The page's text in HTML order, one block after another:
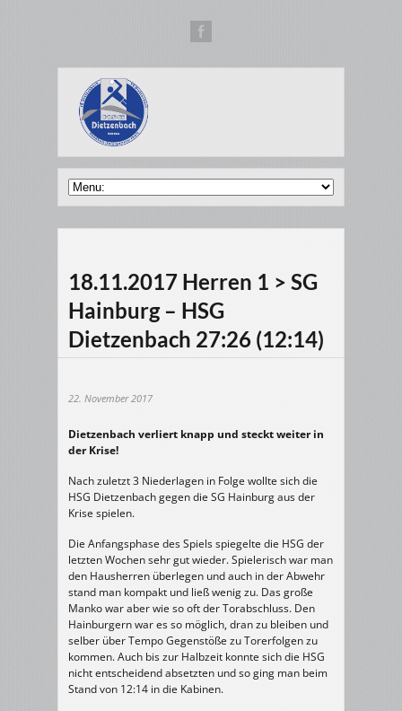
18.11.2017 Herren 1 > SG
Hainburg – HSG
Dietzenbach 27:26 (12:14)
22. November 2017
Dietzenbach verliert knapp und steckt weiter in
der Krise!
Nach zuletzt 3 Niederlagen in Folge wollte sich die
HSG Dietzenbach gegen die SG Hainburg aus der
Krise spielen.
Die Anfangsphase des Spiels spiegelte die HSG der
letzten Wochen sehr gut wieder. Spielerisch war man
den Hausherren überlegen und auch in der Abwehr
stand man kompakt und ließ wenig zu. Das große
Manko war aber wie so oft der Torabschluss. Den
Hainburgern war es so möglich, dran zu bleiben und
selber über Tempo Gegenstöße zu Torerfolgen zu
kommen. Auch bis zur Halbzeit konnte sich die HSG
nicht entscheidend absetzten und so ging man beim
Stand von 12:14 in die Kabinen.